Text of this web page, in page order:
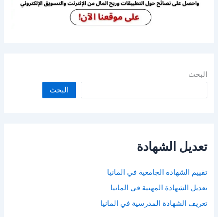
البحث
البحث
تعديل الشهادة
تقييم الشهادة الجامعية في المانيا
تعديل الشهادة المهنية في المانيا
تعريف الشهادة المدرسية في المانيا